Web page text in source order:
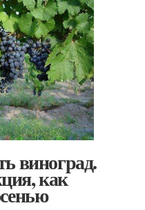
виноград.
как